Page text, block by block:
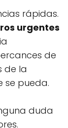
rápidas.
urgentes
de
de la
se pueda.
duda